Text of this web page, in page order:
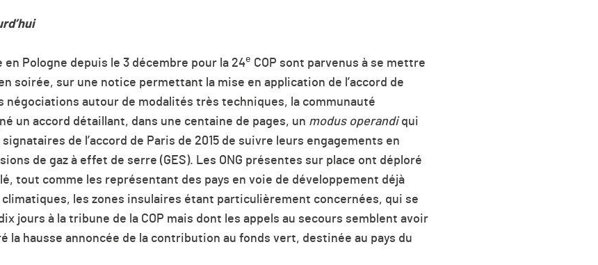
en Pologne depuis le 3 décembre pour la 24e COP sont parvenus à se mettre
soirée, sur une notice permettant la mise en application de l’accord de
négociations autour de modalités très techniques, la communauté
un accord détaillant, dans une centaine de pages, un modus operandiqui
de l’accord de Paris de 2015 de suivre leurs engagements en
de gaz à effet de serre (GES). Les ONG présentes sur place ont déploré
tout comme les représentant des pays en voie de développement déjà
les zones insulaires étant particulièrement concernées, qui se
jours à la tribune de la COP mais dont les appels au secours semblent avoir
la hausse annoncée de la contribution au fonds vert, destinée au pays du